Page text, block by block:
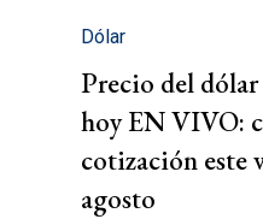
Dólar
Precio del
hoy EN VIVO:
cotización este
agosto